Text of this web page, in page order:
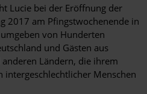
Lucie bei der Eröffnung der
2017 am Pfingstwochenende in
von Hunderten
und Gästen aus
Ländern, die ihrem
intergeschlechtlicher Menschen